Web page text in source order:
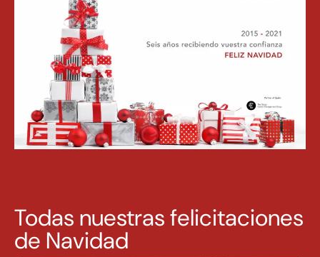
Todas nuestras felicitaciones
de Navidad